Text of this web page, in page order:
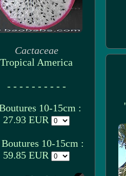
Cactaceae
Tropical America
- - - - - - - - - -
10-15cm :
27.93 EUR
Boutures 10-15cm :
59.85 EUR